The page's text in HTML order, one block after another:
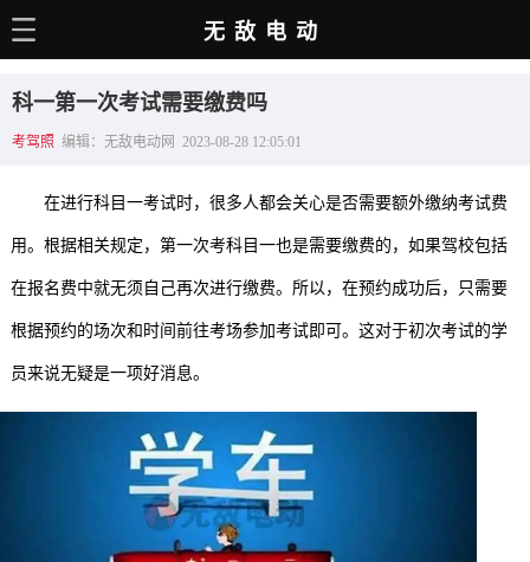
电动百科
选车推荐
充电站
用车百科
无敌电动
科一第一次考试需要缴费吗
考驾照 编辑：无敌电动网 2023-08-28 12:05:01
在进行科目一考试时，很多人都会关心是否需要额外缴纳考试费
用。根据相关规定，第一次考科目一也是需要缴费的，如果驾校包括
在报名费中就无须自己再次进行缴费。所以，在预约成功后，只需要
根据预约的场次和时间前往考场参加考试即可。这对于初次考试的学
员来说无疑是一项好消息。